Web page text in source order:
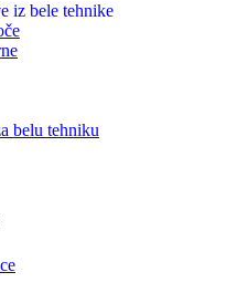
iz bele tehnike
belu tehniku